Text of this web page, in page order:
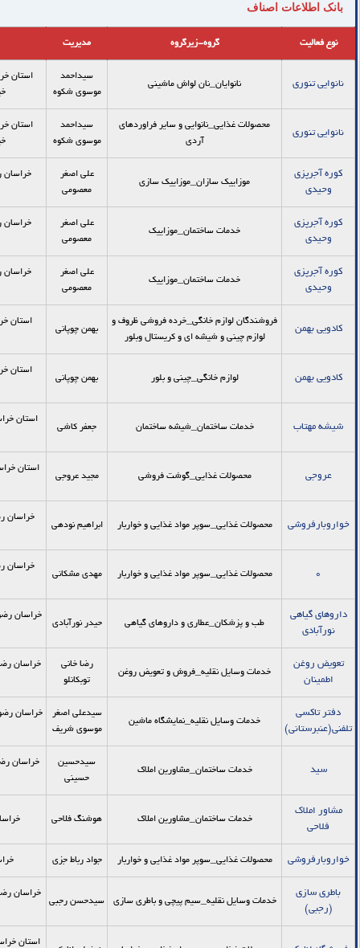
بانک اطلاعات اصناف
نوع فعالیت گروه-زیرگروه مدیریت
نانوایی تنوری نانوایان_نان لواش ماشيني
سیداحمد
موسوی شکوه
استان
نانوایی تنوری
محصولات غذایی_نانوایی و سایر فراوردهای
آردی
سیداحمد
موسوی شکوه
استان
کوره آجرپزی
وحیدی
موزاییک سازان_موزاييك سازي
علی اصغر
معصومی
کوره آجرپزی
وحیدی
خدمات ساختمان_موزاییک
علی اصغر
معصومی
کوره آجرپزی
وحیدی
خدمات ساختمان_موزاییک
علی اصغر
معصومی
کادویی بهمن
فروشندگان لوازم خانگی_خرده فروشي ظروف و
لوازم چيني و شيشه اي و كريستال وبلور
بهمن چوپانی
استان
کادویی بهمن لوازم خانگی_چینی و بلور بهمن چوپانی
استان
شیشه مهتاب خدمات ساختمان_شیشه ساختمان جعفر کاشی
عروجی محصولات غذایی_گوشت فروشی مجید عروجی
خواروبارفروشی محصولات غذایی_سوپر مواد غذایی و خواربار ابراهیم نودهی
خراسان
0 محصولات غذایی_سوپر مواد غذایی و خواربار مهدی مشکانی
خراسان
داروهای گیاهی
نورآبادی
طب و پزشکان_عطاری و داروهای گیاهی حیدر نورآبادی
تعویض روغن
اطمینان
خدمات وسایل نقلیه_فروش و تعویض روغن
رضا خانی
توبکانلو
دفتر تاکسی
تلفنی(عنبرستانی)
خدمات وسایل نقلیه_نمایشگاه ماشین
سیدعلی اصغر
موسوی شریف
خراسان
سید خدمات ساختمان_مشاورین املاک
سیدحسین
حسینی
مشاور املاک
فلاحی
خدمات ساختمان_مشاورین املاک هوشنگ فلاحی
خواروبارفروشی محصولات غذایی_سوپر مواد غذایی و خواربار جواد رباط جزی
باطری سازی
(رجبی)
خدمات وسایل نقلیه_سیم پیچی و باطری سازی سیدحسن رجبی
استان